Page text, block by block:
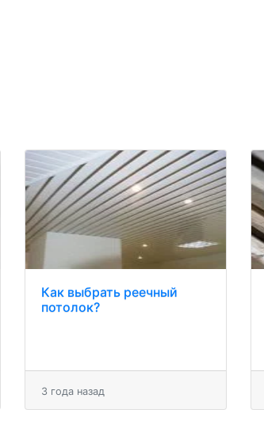
Как выбрать реечный
потолок?
3 года назад